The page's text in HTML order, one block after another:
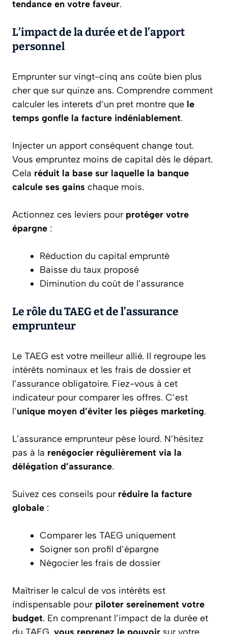
tendance en votre faveur.
L’impact de la durée et de l’apport
personnel
Emprunter sur vingt-cinq ans coûte bien plus
cher que sur quinze ans. Comprendre comment
calculer les interets d’un pret montre que le
temps gonfle la facture indéniablement.
Injecter un apport conséquent change tout.
Vous empruntez moins de capital dès le départ.
Cela réduit la base sur laquelle la banque
calcule ses gains chaque mois.
Actionnez ces leviers pour protéger votre
épargne :
Réduction du capital emprunté
Baisse du taux proposé
Diminution du coût de l’assurance
Le rôle du TAEG et de l’assurance
emprunteur
Le TAEG est votre meilleur allié. Il regroupe les
intérêts nominaux et les frais de dossier et
l’assurance obligatoire. Fiez-vous à cet
indicateur pour comparer les offres. C’est
l’unique moyen d’éviter les pièges marketing.
L’assurance emprunteur pèse lourd. N’hésitez
pas à la renégocier régulièrement via la
délégation d’assurance.
Suivez ces conseils pour réduire la facture
globale :
Comparer les TAEG uniquement
Soigner son profil d’épargne
Négocier les frais de dossier
Maîtriser le calcul de vos intérêts est
indispensable pour piloter sereinement votre
budget. En comprenant l’impact de la durée et